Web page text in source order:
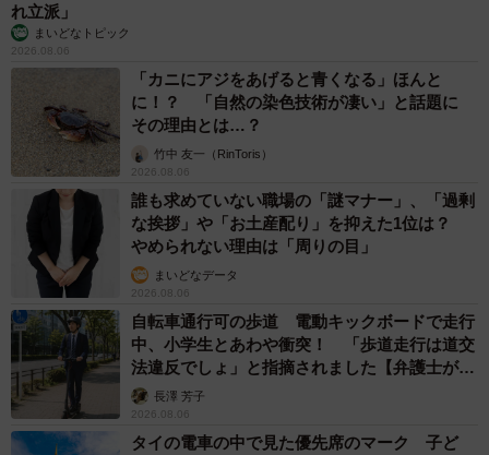
れ立派」
まいどなトピック
2026.08.06
「カニにアジをあげると青くなる」ほんと
に！？ 「自然の染色技術が凄い」と話題に
その理由とは…？
竹中 友一（RinToris）
2026.08.06
誰も求めていない職場の「謎マナー」、「過剰
な挨拶」や「お土産配り」を抑えた1位は？
やめられない理由は「周りの目」
まいどなデータ
2026.08.06
自転車通行可の歩道 電動キックボードで走行
中、小学生とあわや衝突！ 「歩道走行は道交
法違反でしょ」と指摘されました【弁護士が解
説】長澤 芳子
2026.08.06
タイの電車の中で見た優先席のマーク 子ど